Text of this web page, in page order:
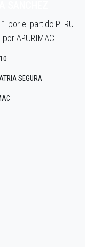
por el partido PERU
por APURIMAC
SEGURA